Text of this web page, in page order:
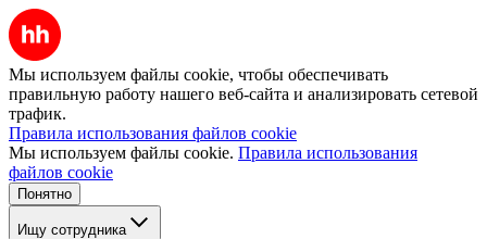
Мы используем файлы cookie, чтобы обеспечивать
правильную работу нашего веб-сайта и анализировать сетевой
трафик.
Правила использования файлов cookie
Мы используем файлы cookie. Правила использования
файлов cookie
Понятно
Ищу сотрудника